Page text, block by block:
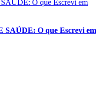
O que Escrevi em
O que Escrevi em